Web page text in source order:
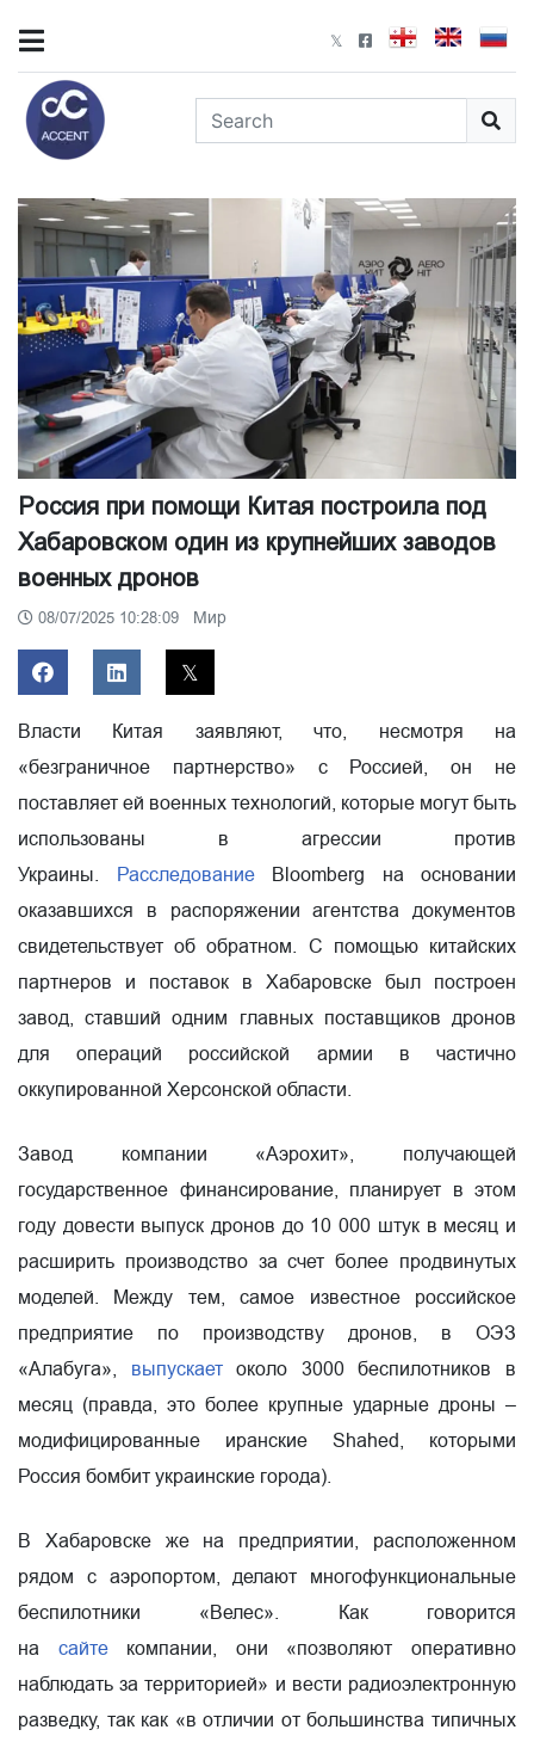
Россия при помощи Китая построила под
Хабаровском один из крупнейших заводов
военных дронов
08/07/2025 10:28:09 Мир
Власти Китая заявляют, что, несмотря на
«безграничное партнерство» с Россией, он не
поставляет ей военных технологий, которые могут быть
использованы в агрессии против
Украины. РасследованиеBloomberg на основании
оказавшихся в распоряжении агентства документов
свидетельствует об обратном. С помощью китайских
партнеров и поставок в Хабаровске был построен
завод, ставший одним главных поставщиков дронов
для операций российской армии в частично
оккупированной Херсонской области.
Завод компании «Аэрохит», получающей
государственное финансирование, планирует в этом
году довести выпуск дронов до 10 000 штук в месяц и
расширить производство за счет более продвинутых
моделей. Между тем, самое известное российское
предприятие по производству дронов, в ОЭЗ
«Алабуга», выпускаетоколо 3000 беспилотников в
месяц (правда, это более крупные ударные дроны –
модифицированные иранские Shahed, которыми
Россия бомбит украинские города).
В Хабаровске же на предприятии, расположенном
рядом с аэропортом, делают многофункциональные
беспилотники «Велес». Как говорится
на сайтекомпании, они «позволяют оперативно
наблюдать за территорией» и вести радиоэлектронную
разведку, так как «в отличии от большинства типичных